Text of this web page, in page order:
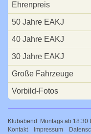
Ehrenpreis
50 Jahre EAKJ
40 Jahre EAKJ
30 Jahre EAKJ
Große Fahrzeuge
Vorbild-Fotos
Klubabend: Montags ab 18:30
Navigation
Kontakt Impressum